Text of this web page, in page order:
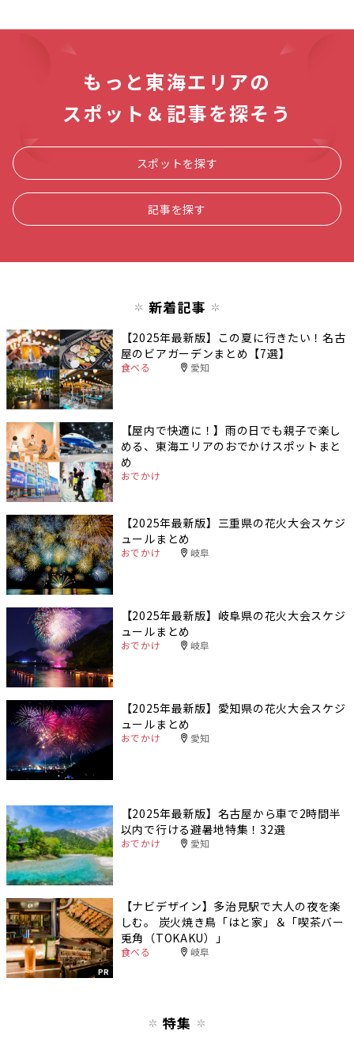
もっと東海エリアの
スポット＆記事を探そう
スポットを探す
記事を探す
新着記事
【2025年最新版】この夏に行きたい！名古
屋のビアガーデンまとめ【7選】
食べる 愛知
【屋内で快適に！】雨の日でも親子で楽し
める、東海エリアのおでかけスポットまと
め
おでかけ
【2025年最新版】三重県の花火大会スケジ
ュールまとめ
おでかけ 岐阜
【2025年最新版】岐阜県の花火大会スケジ
ュールまとめ
おでかけ 岐阜
【2025年最新版】愛知県の花火大会スケジ
ュールまとめ
おでかけ 愛知
【2025年最新版】名古屋から車で2時間半
以内で行ける避暑地特集！32選
おでかけ 愛知
PR
【ナビデザイン】多治見駅で大人の夜を楽
しむ。 炭火焼き鳥「はと家」＆「喫茶バー
兎角（TOKAKU）」
食べる 岐阜
特集